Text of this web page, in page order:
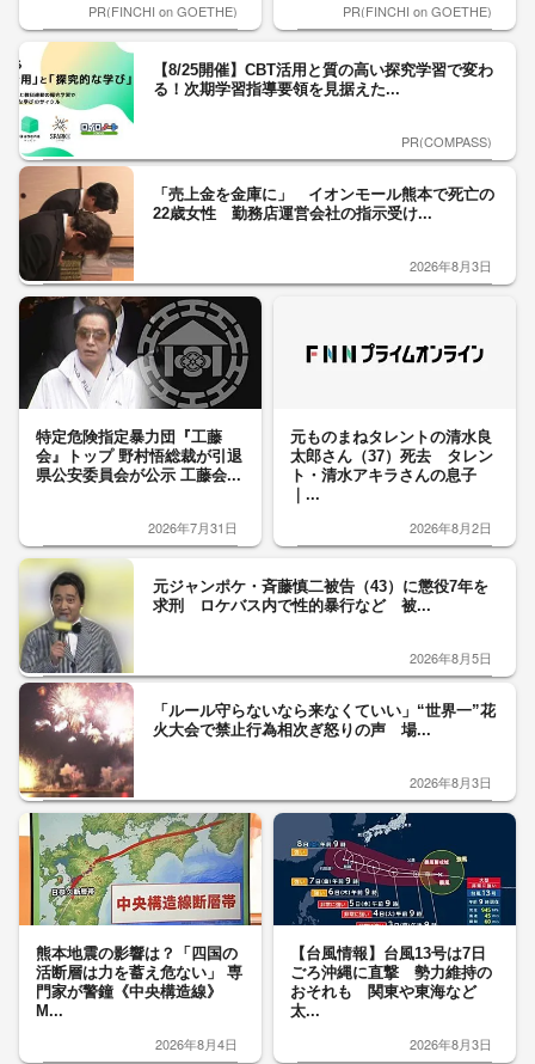
PR(FINCHI on GOETHE) PR(FINCHI on GOETHE)
【8/25開催】CBT活用と質の高い探究学習で変わ
る！次期学習指導要領を見据えた...
PR(COMPASS)
「売上金を金庫に」 イオンモール熊本で死亡の
22歳女性 勤務店運営会社の指示受け...
2026年8月3日
特定危険指定暴力団『工藤
会』トップ 野村悟総裁が引退
県公安委員会が公示 工藤会...
2026年7月31日
元ものまねタレントの清水良
太郎さん（37）死去 タレン
ト・清水アキラさんの息子
｜...
2026年8月2日
元ジャンポケ・斉藤慎二被告（43）に懲役7年を
求刑 ロケバス内で性的暴行など 被...
2026年8月5日
「ルール守らないなら来なくていい」“世界一”花
火大会で禁止行為相次ぎ怒りの声 場...
2026年8月3日
熊本地震の影響は？「四国の
活断層は力を蓄え危ない」 専
門家が警鐘《中央構造線》
M...
2026年8月4日
【台風情報】台風13号は7日
ごろ沖縄に直撃 勢力維持の
おそれも 関東や東海など
太...
2026年8月3日